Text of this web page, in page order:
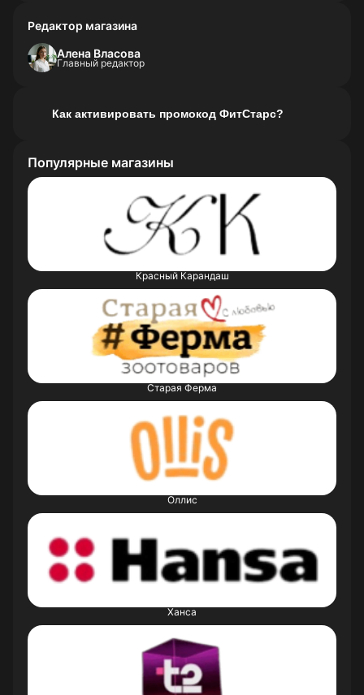
Редактор магазина
Алена Власова
Главный редактор
Как активировать промокод ФитСтарс?
Популярные магазины
Красный Карандаш
Старая Ферма
Оллис
Ханса